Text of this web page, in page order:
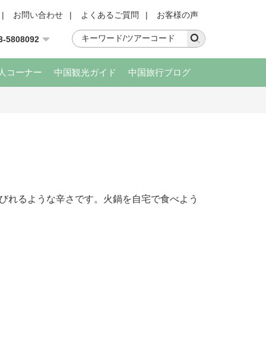
| お問い合わせ | よくあるご質問 | お客様の声
5808092
コーナー 中国観光ガイド 中国旅行ブログ
れるような辛さです。火鍋を自宅で食べよう